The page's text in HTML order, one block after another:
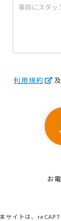
利用規約
お
本サイトは、